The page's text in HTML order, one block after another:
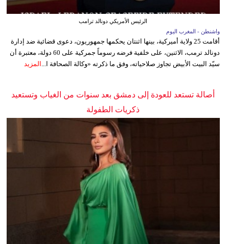
الرئيس الأمريكي دونالد ترامب
واشنطن - المغرب اليوم
أقامت 25 ولاية أميركية، بينها اثنتان يحكمها جمهوريون، دعوى قضائية ضد إدارة
دونالد ترمب، الاثنين، على خلفية فرضه رسوماً جمركية على 60 دولة، معتبرة أن
سيّد البيت الأبيض تجاوز صلاحياته، وفق ما ذكرته «وكالة الصحافة ا... المزيد
أصالة تستعد للعودة إلى دمشق بعد سنوات من الغياب وتستعيد
ذكريات الطفولة